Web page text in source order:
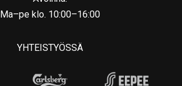
Ma–pe klo. 10:00–16:00
YHTEISTYÖSSÄ